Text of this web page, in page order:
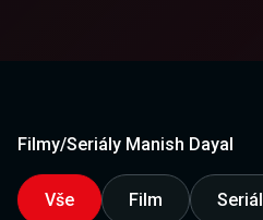
Filmy/Seriály Manish Dayal
Vše Film Seriál